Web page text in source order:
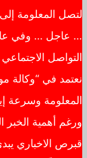
لتصل المعلومة
… عاجل … وفي
التواصل
نعتمد في “وكالة
المعلومة وسرعة
ورغم أهمية الخبر
قبرص الاخباري